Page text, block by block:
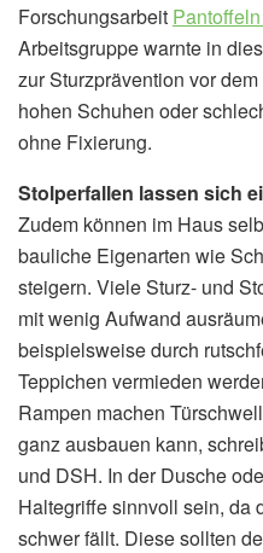
Forschungsarbeit
Arbeitsgruppe warnte in
zur Sturzprävention vor
hohen Schuhen oder
ohne Fixierung.
Stolperfallen lassen sich
Zudem können im Haus
bauliche Eigenarten wie
steigern. Viele Sturz- und
mit wenig Aufwand
beispielsweise durch
Teppichen vermieden
Rampen machen
ganz ausbauen kann,
und DSH. In der Dusche
Haltegriffe sinnvoll sein, da
schwer fällt. Diese sollten